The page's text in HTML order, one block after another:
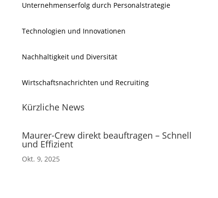
Unternehmenserfolg durch Personalstrategie
Technologien und Innovationen
Nachhaltigkeit und Diversität
Wirtschaftsnachrichten und Recruiting
Kürzliche News
Maurer-Crew direkt beauftragen – Schnell
und Effizient
Okt. 9, 2025